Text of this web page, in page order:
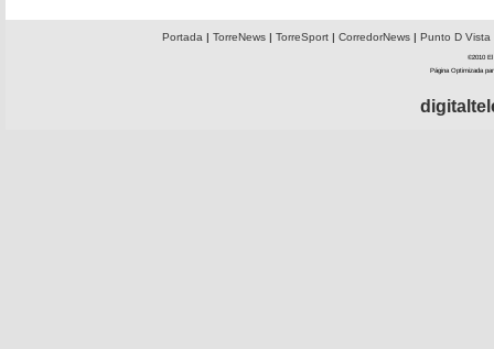
Portada | TorreNews| TorreSport| CorredorNews| Punto D Vista
©2010 El
Página Optimizada